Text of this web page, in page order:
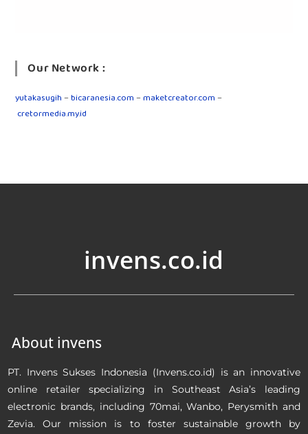
Our Network :
yutakasugih–bicaranesia.com–maketcreator.com–
cretormedia.my.id
invens.co.id
About invens
PT. Invens Sukses Indonesia (Invens.co.id) is an innovative
online retailer specializing in Southeast Asia’s leading
electronic brands, including 70mai, Wanbo, Perysmith and
Zevia. Our mission is to foster sustainable growth by